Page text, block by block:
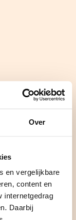
Over
en vergelijkbare
content en
internetgedrag
Daarbij